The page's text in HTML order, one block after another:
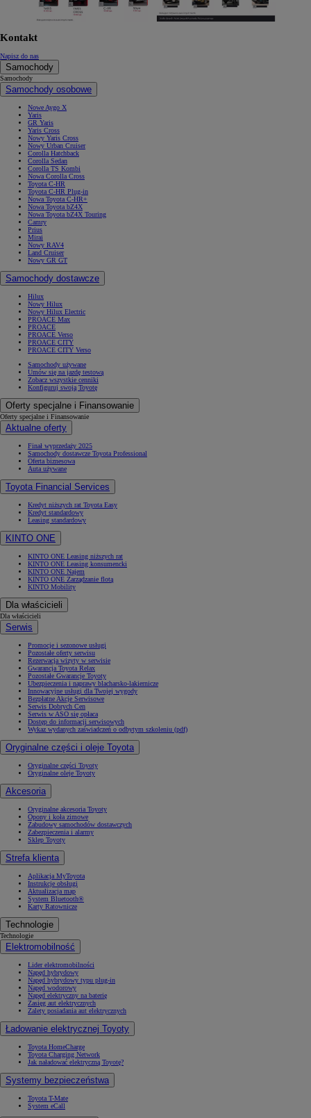
Kontakt
Napisz do nas
Samochody
Samochody
Samochody osobowe
Nowe Aygo X
Yaris
GR Yaris
Yaris Cross
Nowy Yaris Cross
Nowy Urban Cruiser
Corolla Hatchback
Corolla Sedan
Corolla TS Kombi
Nowa Corolla Cross
Toyota C-HR
Toyota C-HR Plug-in
Nowa Toyota C-HR+
Nowa Toyota bZ4X
Nowa Toyota bZ4X Touring
Camry
Prius
Mirai
Nowy RAV4
Land Cruiser
Nowy GR GT
Samochody dostawcze
Hilux
Nowy Hilux
Nowy Hilux Electric
PROACE Max
PROACE
PROACE Verso
PROACE CITY
PROACE CITY Verso
Samochody używane
Umów się na jazdę testową
Zobacz wszystkie cenniki
Konfiguruj swoją Toyotę
Oferty specjalne i Finansowanie
Oferty specjalne i Finansowanie
Aktualne oferty
Finał wyprzedaży 2025
Samochody dostawcze Toyota Professional
Oferta biznesowa
Auta używane
Toyota Financial Services
Kredyt niższych rat Toyota Easy
Kredyt standardowy
Leasing standardowy
KINTO ONE
KINTO ONE Leasing niższych rat
KINTO ONE Leasing konsumencki
KINTO ONE Najem
KINTO ONE Zarządzanie flotą
KINTO Mobility
Dla właścicieli
Dla właścicieli
Serwis
Promocje i sezonowe usługi
Pozostałe oferty serwisu
Rezerwacja wizyty w serwisie
Gwarancja Toyota Relax
Pozostałe Gwarancje Toyoty
Ubezpieczenia i naprawy blacharsko-lakiernicze
Innowacyjne usługi dla Twojej wygody
Bezpłatne Akcje Serwisowe
Serwis Dobrych Cen
Serwis w ASO się opłaca
Dostęp do informacji serwisowych
Wykaz wydanych zaświadczeń o odbytym szkoleniu (pdf)
Oryginalne części i oleje Toyota
Oryginalne części Toyoty
Oryginalne oleje Toyoty
Akcesoria
Oryginalne akcesoria Toyoty
Opony i koła zimowe
Zabudowy samochodów dostawczych
Zabezpieczenia i alarmy
Sklep Toyoty
Strefa klienta
Aplikacja MyToyota
Instrukcje obsługi
Aktualizacja map
System Bluetooth®
Karty Ratownicze
Technologie
Technologie
Elektromobilność
Lider elektromobilności
Napęd hybrydowy
Napęd hybrydowy typu plug-in
Napęd wodorowy
Napęd elektryczny na baterię
Zasięg aut elektrycznych
Zalety posiadania aut elektrycznych
Ładowanie elektrycznej Toyoty
Toyota HomeCharge
Toyota Charging Network
Jak naładować elektryczną Toyotę?
Systemy bezpieczeństwa
Toyota T-Mate
System eCall